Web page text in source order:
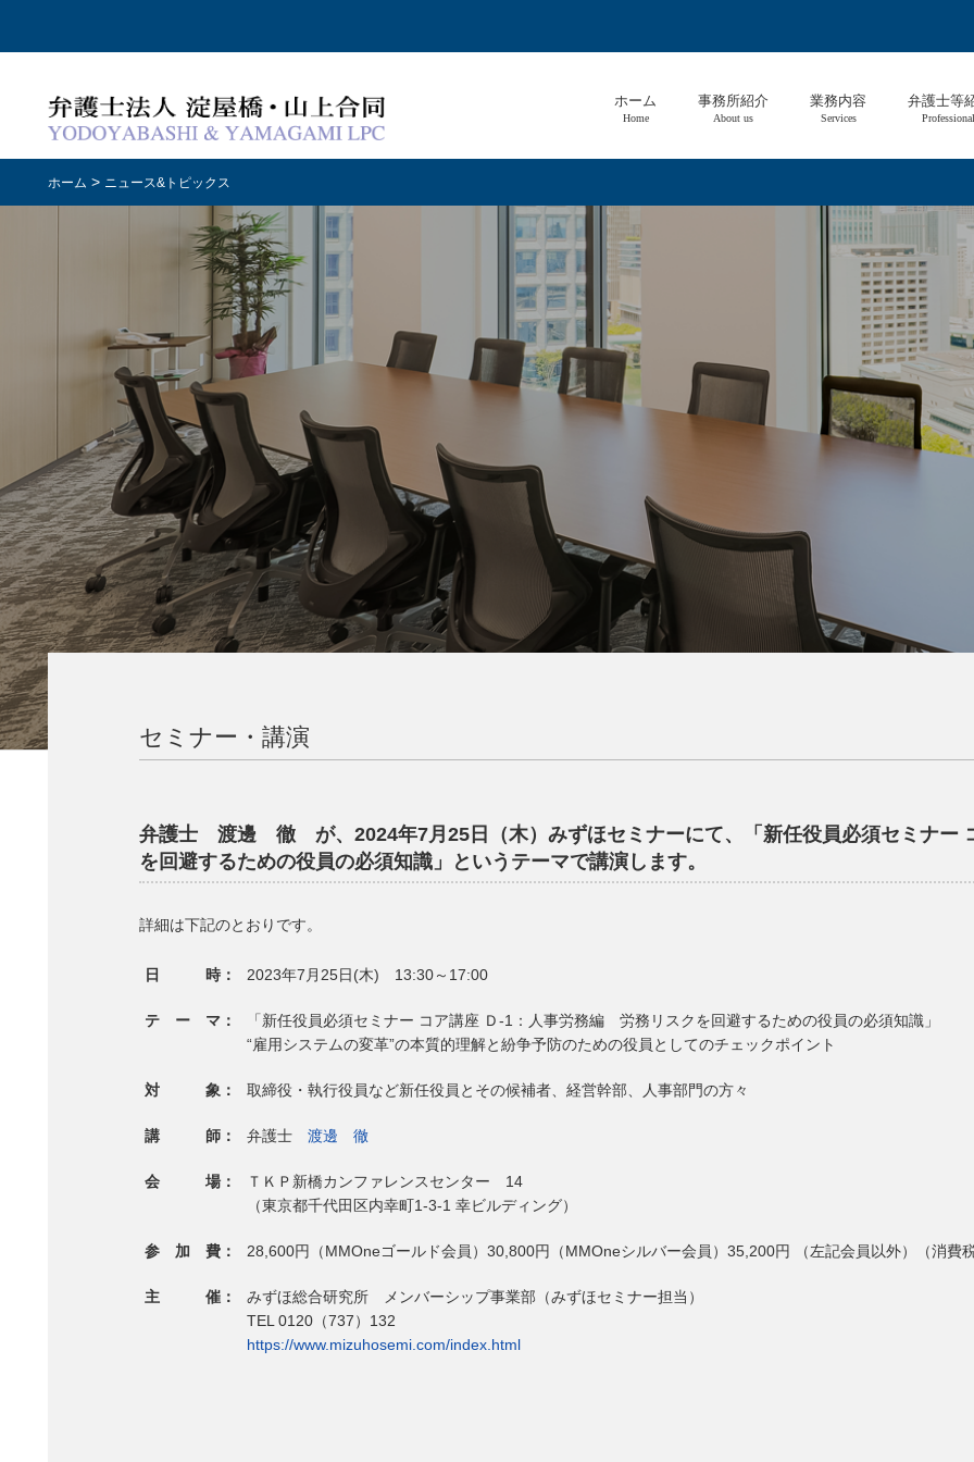
ホーム
Home
事務所紹介
About us
業務内容
Services
弁護士等
ホーム > ニュース&トピックス
セミナー・講演
弁護士 渡邊 徹 が、2024年7月25日（木）みずほセミナーにて、「新任役員必須セミナー
を回避するための役員の必須知識」というテーマで講演します。
詳細は下記のとおりです。
日 時： 2023年7月25日(木) 13:30～17:00
テ ー マ：
「新任役員必須セミナー コア講座 Ｄ-1：人事労務編 労務リスクを回避するための役員の必須知識」
“雇用システムの変革”の本質的理解と紛争予防のための役員としてのチェックポイント
対 象： 取締役・執行役員など新任役員とその候補者、経営幹部、人事部門の方々
講 師： 弁護士 渡邊 徹
会 場：
ＴＫＰ新橋カンファレンスセンター 14
（東京都千代田区内幸町1-3-1 幸ビルディング）
参 加 費： 28,600円（MMOneゴールド会員）30,800円（MMOneシルバー会員）35,200円 （左記会員以外）（消費
主 催：
みずほ総合研究所 メンバーシップ事業部（みずほセミナー担当）
TEL 0120（737）132
https://www.mizuhosemi.com/index.html